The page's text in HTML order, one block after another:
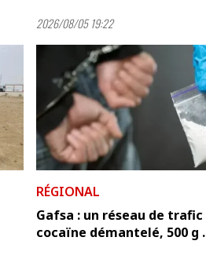
2026/08/05 19:22
RÉGIONAL
Gafsa : un réseau de trafic
cocaïne démantelé, 500 g